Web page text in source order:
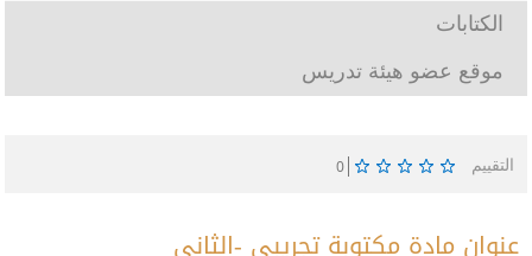
موقع عضو هيئة تدريس
الكتابات
التقييم 0
عنوان مادة مكتوبة تجريبي -الثاني